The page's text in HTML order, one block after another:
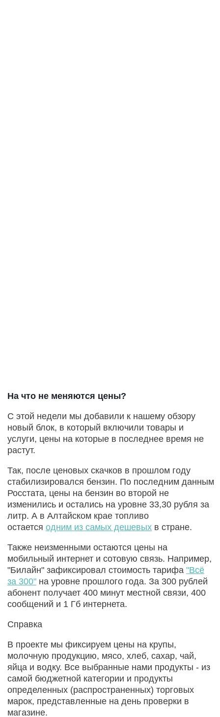
На что не меняются цены?
С этой недели мы добавили к нашему обзору
новый блок, в который включили товары и
услуги, цены на которые в последнее время не
растут.
Так, после ценовых скачков в прошлом году
стабилизировался бензин. По последним данным
Росстата, цены на бензин во второй не
изменились и остались на уровне 33,30 рубля за
литр. А в Алтайском крае топливо
остается одним из самых дешевых в стране.
Также неизменными остаются цены на
мобильный интернет и сотовую связь. Например,
"Билайн" зафиксировал стоимость тарифа "Всё
за 300" на уровне прошлого года. За 300 рублей
абонент получает 400 минут местной связи, 400
сообщений и 1 Гб интернета.
Справка
В проекте мы фиксируем цены на крупы,
молочную продукцию, мясо, хлеб, сахар, чай,
яйца и водку. Все выбранные нами продукты - из
самой бюджетной категории и продукты
определенных (распространенных) торговых
марок, представленные на день проверки в
магазине.